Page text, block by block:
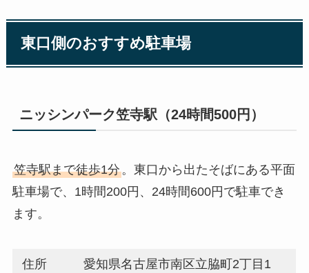
東口側のおすすめ駐車場
ニッシンパーク笠寺駅（24時間500円）
笠寺駅まで徒歩1分。東口から出たそばにある平面
駐車場で、1時間200円、24時間600円で駐車でき
ます。
住所 愛知県名古屋市南区立脇町2丁目1